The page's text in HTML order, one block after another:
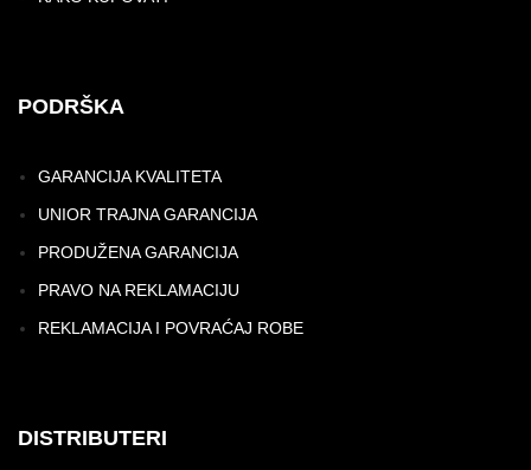
PODRŠKA
GARANCIJA KVALITETA
UNIOR TRAJNA GARANCIJA
PRODUŽENA GARANCIJA
PRAVO NA REKLAMACIJU
REKLAMACIJA I POVRAĆAJ ROBE
DISTRIBUTERI